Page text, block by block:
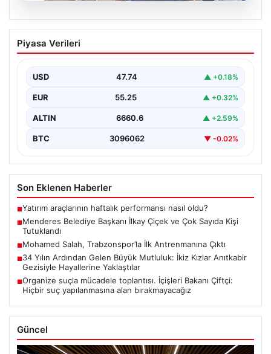
07.08.2026
Menderes Belediye Başkanı İlkay Çiçek
ve Çok Sayıda Kişi Tutuklandı
soruşturma kapsamında, Belediye Başkanı İlkay Çiçek
ve…
Piyasa Verileri
USD 47.74 ▲ +0.18%
EUR 55.25 ▲ +0.32%
ALTIN 6660.6 ▲ +2.59%
BTC 3096062 ▼ -0.02%
Son Eklenen Haberler
■Yatırım araçlarının haftalık performansı nasıl oldu?
■Menderes Belediye Başkanı İlkay Çiçek ve Çok Sayıda Kişi
Tutuklandı
■Mohamed Salah, Trabzonspor’la İlk Antrenmanına Çıktı
■34 Yılın Ardından Gelen Büyük Mutluluk: İkiz Kızlar Anıtkabir
Gezisiyle Hayallerine Yaklaştılar
■Organize suçla mücadele toplantısı. İçişleri Bakanı Çiftçi:
Hiçbir suç yapılanmasına alan bırakmayacağız
Güncel